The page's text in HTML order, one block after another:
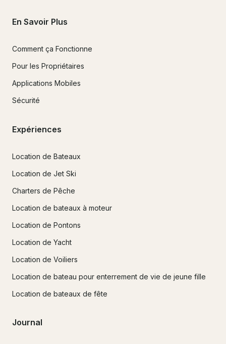
En Savoir Plus
Comment ça Fonctionne
Pour les Propriétaires
Applications Mobiles
Sécurité
Expériences
Location de Bateaux
Location de Jet Ski
Charters de Pêche
Location de bateaux à moteur
Location de Pontons
Location de Yacht
Location de Voiliers
Location de bateau pour enterrement de vie de jeune fille
Location de bateaux de fête
Journal